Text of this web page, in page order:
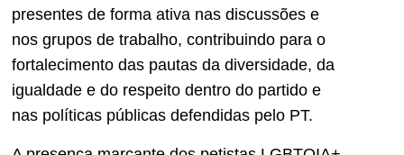
presentes de forma ativa nas discussões e
nos grupos de trabalho, contribuindo para o
fortalecimento das pautas da diversidade, da
igualdade e do respeito dentro do partido e
nas políticas públicas defendidas pelo PT.